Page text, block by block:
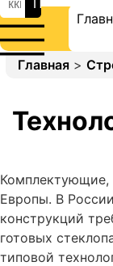
Главная >
Комплектующие,
Европы. В
конструкций
готовых
типовой